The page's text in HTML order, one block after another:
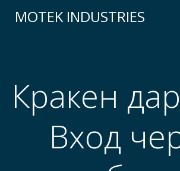
to
MOTEK INDUSTRIES
Кракен
Вход